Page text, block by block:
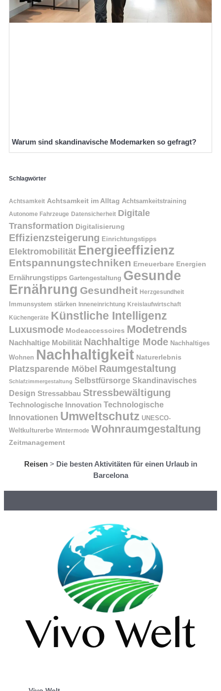
Warum sind skandinavische Modemarken so gefragt?
Schlagwörter
Achtsamkeit Achtsamkeit im Alltag Achtsamkeitstraining
Autonome Fahrzeuge Datensicherheit Digitale
Transformation Digitalisierung
Effizienzsteigerung Einrichtungstipps
Elektromobilität Energieeffizienz
Entspannungstechniken Erneuerbare Energien
Ernährungstipps Gartengestaltung Gesunde
Ernährung Gesundheit Herzgesundheit
Immunsystem stärken Inneneinrichtung Kreislaufwirtschaft
Küchengeräte Künstliche Intelligenz
Luxusmode Modeaccessoires Modetrends
Nachhaltige Mobilität Nachhaltige Mode Nachhaltiges
Wohnen Nachhaltigkeit Naturerlebnis
Platzsparende Möbel Raumgestaltung
Schlafzimmergestaltung Selbstfürsorge Skandinavisches
Design Stressabbau Stressbewältigung
Technologische Innovation Technologische
Innovationen Umweltschutz UNESCO-
Weltkulturerbe Wintermode Wohnraumgestaltung
Zeitmanagement
Reisen> Die besten Aktivitäten für einen Urlaub in
Barcelona